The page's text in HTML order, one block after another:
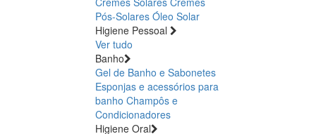
Pós-Solares Óleo Solar
Higiene Pessoal
Ver tudo
Banho
Gel de Banho e Sabonetes
Esponjas e acessórios para
banho Champôs e
Condicionadores
Higiene Oral